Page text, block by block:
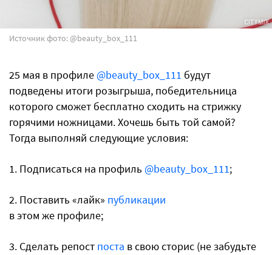
Источник фото: @beauty_box_111
25 мая в профиле @beauty_box_111 будут
подведены итоги розыгрыша, победительница
которого сможет бесплатно сходить на стрижку
горячими ножницами. Хочешь быть той самой?
Тогда выполняй следующие условия:
1. Подписаться на профиль @beauty_box_111;
2. Поставить «лайк» публикации
в этом же профиле;
3. Сделать репост поста в свою сторис (не забудьте